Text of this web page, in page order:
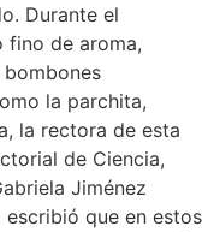
Durante el
fino de aroma,
la parchita,
la rectora de esta
de Ciencia,
Jiménez
escribió que en estos